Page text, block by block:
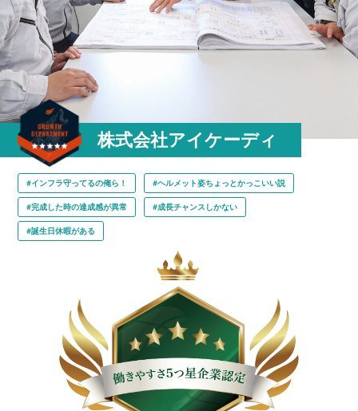
株式会社アイケーディ
#インフラ守ってるの俺ら！ #ヘルメット姿ちょっとかっこいい説
#完成した時の達成感が異常 #成長チャンスしかない
#誕生日休暇がある